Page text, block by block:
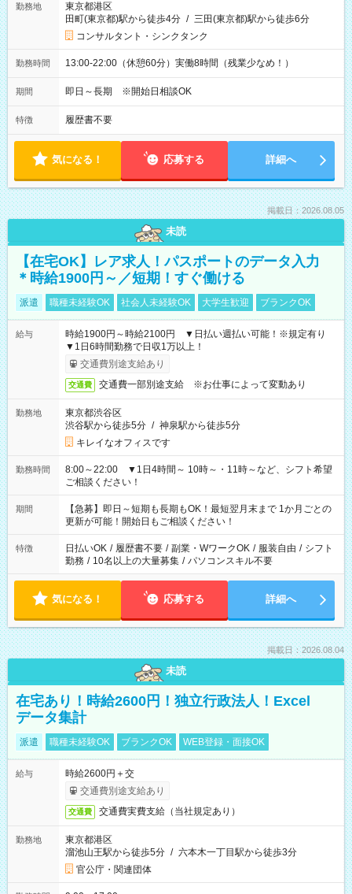
勤務地
東京都港区
田町(東京都)駅から徒歩4分 / 三田(東京都)駅から徒歩6分
コンサルタント・シンクタンク
勤務時間 13:00-22:00（休憩60分）実働8時間（残業少なめ！）
期間 即日～長期 ※開始日相談OK
特徴 履歴書不要
気になる！ 応募する 詳細へ
掲載日：2026.08.05
未読
【在宅OK】レア求人！パスポートのデータ入力
＊時給1900円～／短期！すぐ働ける
派遣 職種未経験OK 社会人未経験OK 大学生歓迎 ブランクOK
給与
時給1900円～時給2100円 ▼日払い週払い可能！※規定有り
▼1日6時間勤務で日収1万以上！
交通費別途支給あり
交通費 交通費一部別途支給 ※お仕事によって変動あり
勤務地
東京都渋谷区
渋谷駅から徒歩5分 / 神泉駅から徒歩5分
キレイなオフィスです
勤務時間
8:00～22:00 ▼1日4時間～ 10時～・11時～など、シフト希望
ご相談ください！
期間
【急募】即日～短期も長期もOK！最短翌月末まで 1か月ごとの
更新が可能！開始日もご相談ください！
特徴 日払いOK / 履歴書不要 / 副業・WワークOK / 服装自由 / シフト
勤務 / 10名以上の大量募集 / パソコンスキル不要
気になる！ 応募する 詳細へ
掲載日：2026.08.04
未読
在宅あり！時給2600円！独立行政法人！Excel
データ集計
派遣 職種未経験OK ブランクOK WEB登録・面接OK
給与
時給2600円＋交
交通費別途支給あり
交通費 交通費実費支給（当社規定あり）
勤務地
東京都港区
溜池山王駅から徒歩5分 / 六本木一丁目駅から徒歩3分
官公庁・関連団体